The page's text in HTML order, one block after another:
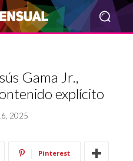
Gama Jr.,
explícito
2025
Pinterest